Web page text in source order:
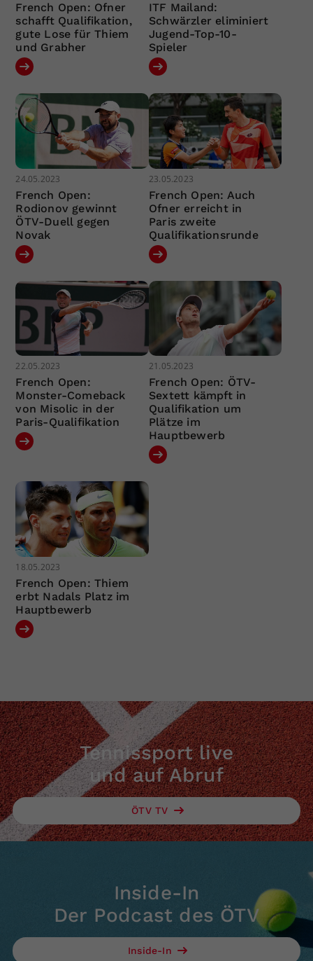
French Open: Ofner
schafft Qualifikation,
gute Lose für Thiem
und Grabher
ITF Mailand:
Schwärzler eliminiert
Jugend-Top-10-
Spieler
24.05.2023
French Open:
Rodionov gewinnt
ÖTV-Duell gegen
Novak
23.05.2023
French Open: Auch
Ofner erreicht in
Paris zweite
Qualifikationsrunde
22.05.2023
French Open:
Monster-Comeback
von Misolic in der
Paris-Qualifikation
21.05.2023
French Open: ÖTV-
Sextett kämpft in
Qualifikation um
Plätze im
Hauptbewerb
18.05.2023
French Open: Thiem
erbt Nadals Platz im
Hauptbewerb
Tennissport live
und auf Abruf
ÖTV TV
Inside-In
Der Podcast des ÖTV
Inside-In